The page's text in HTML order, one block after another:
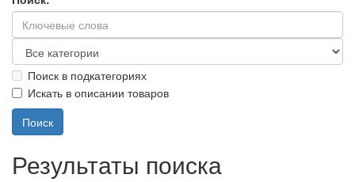
Поиск в подкатегориях
Искать в описании товаров
Результаты поиска